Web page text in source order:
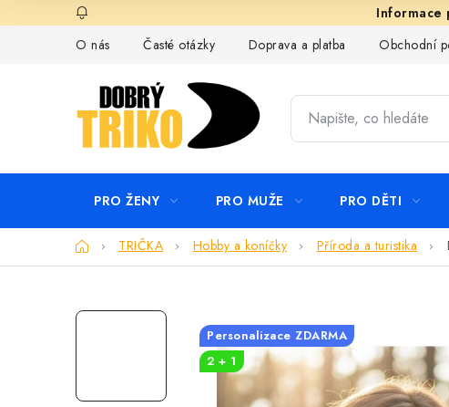
na
O nás
Časté otázky Doprava a platba Obchodní
PRO ŽENY PRO MUŽE PRO DĚTI
DomůTRIČKA Hobby a koníčky Příroda a turistika
Personalizace ZDARMA
2 + 1